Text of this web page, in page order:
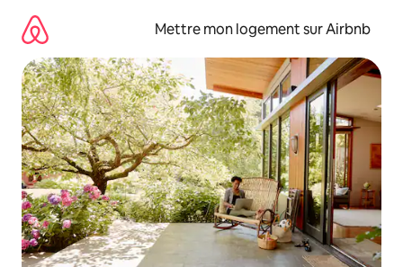
directement
contenu
Mettre mon logement sur Airbnb